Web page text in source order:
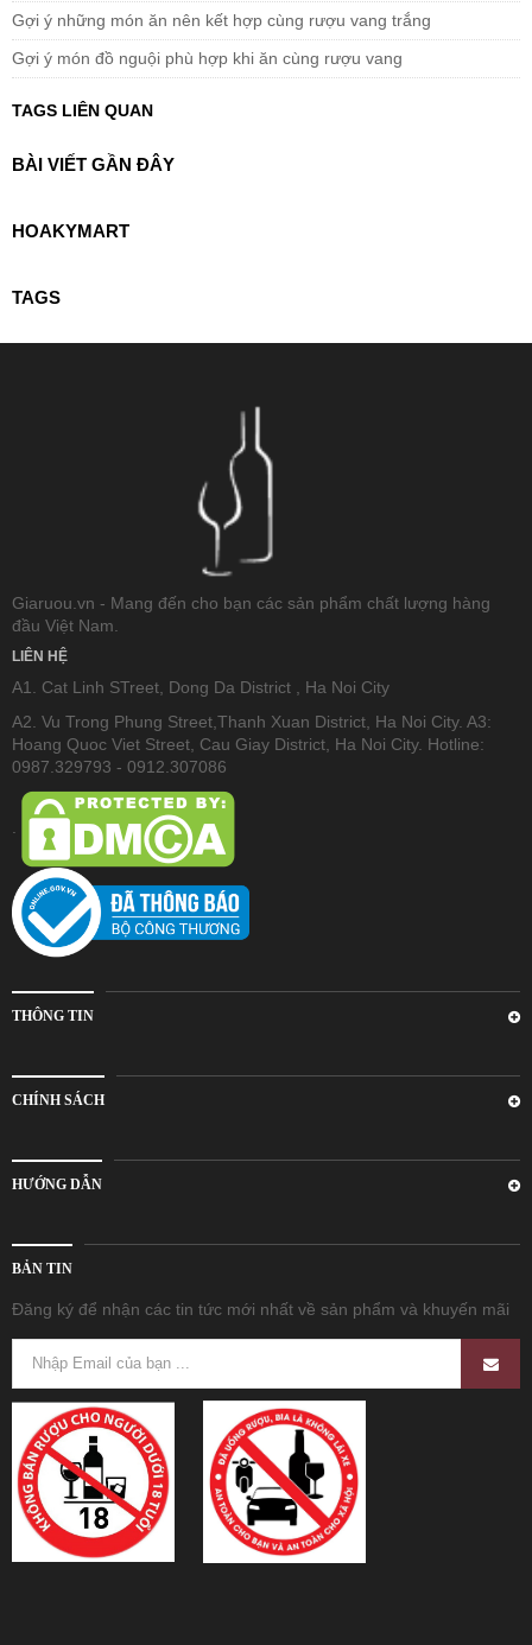
Gợi ý những món ăn nên kết hợp cùng rượu vang trắng
Gợi ý món đồ nguội phù hợp khi ăn cùng rượu vang
TAGS LIÊN QUAN
BÀI VIẾT GẦN ĐÂY
HOAKYMART
TAGS
Giaruou.vn - Mang đến cho bạn các sản phẩm chất lượng hàng
đầu Việt Nam.
LIÊN HỆ
A1. Cat Linh STreet, Dong Da District , Ha Noi City
A2. Vu Trong Phung Street,Thanh Xuan District, Ha Noi City. A3:
Hoang Quoc Viet Street, Cau Giay District, Ha Noi City. Hotline:
0987.329793 - 0912.307086
THÔNG TIN
CHÍNH SÁCH
HƯỚNG DẪN
BẢN TIN
Đăng ký để nhận các tin tức mới nhất về sản phẩm và khuyến mãi